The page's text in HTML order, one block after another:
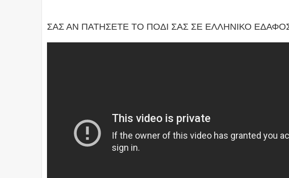
ΣΑΣ ΑΝ ΠΑΤΗΣΕΤΕ ΤΟ ΠΟΔΙ ΣΑΣ ΣΕ ΕΛΛΗΝΙΚΟ